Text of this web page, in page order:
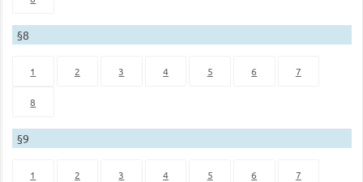
§8
1 2 3 4 5 6 7
8
§9
1 2 3 4 5 6 7